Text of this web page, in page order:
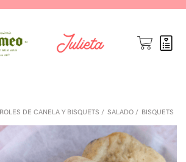
ROLES DE CANELA Y BISQUETS SALADO BISQUETS